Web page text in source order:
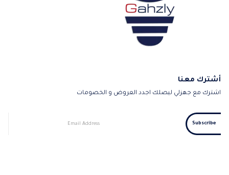
أشترك معنا
اشترك مع جهزلي ليصلك اجدد العروض و الخصومات